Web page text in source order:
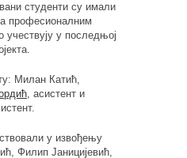
студенти су имали
професионалним
учествују у последњој
Милан Катић,
, асистент и
у извођењу
Филип Јаницијевић,